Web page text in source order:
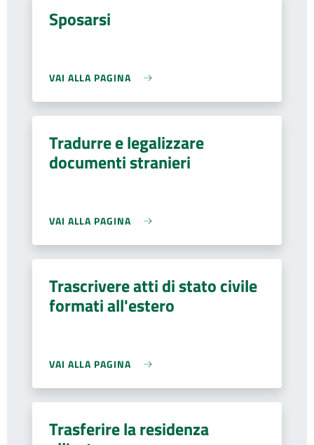
Sposarsi
VAI ALLA PAGINA
Tradurre e legalizzare
documenti stranieri
VAI ALLA PAGINA
Trascrivere atti di stato civile
formati all'estero
VAI ALLA PAGINA
Trasferire la residenza